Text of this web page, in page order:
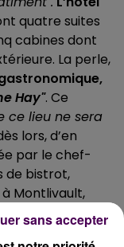
quatre suites
cabines dont
La perle,
Hay". Ce
ce lieu ne sera
lors, d’en
par le chef-
de bistrot,
Montlivault,
prolongement
sans accepter